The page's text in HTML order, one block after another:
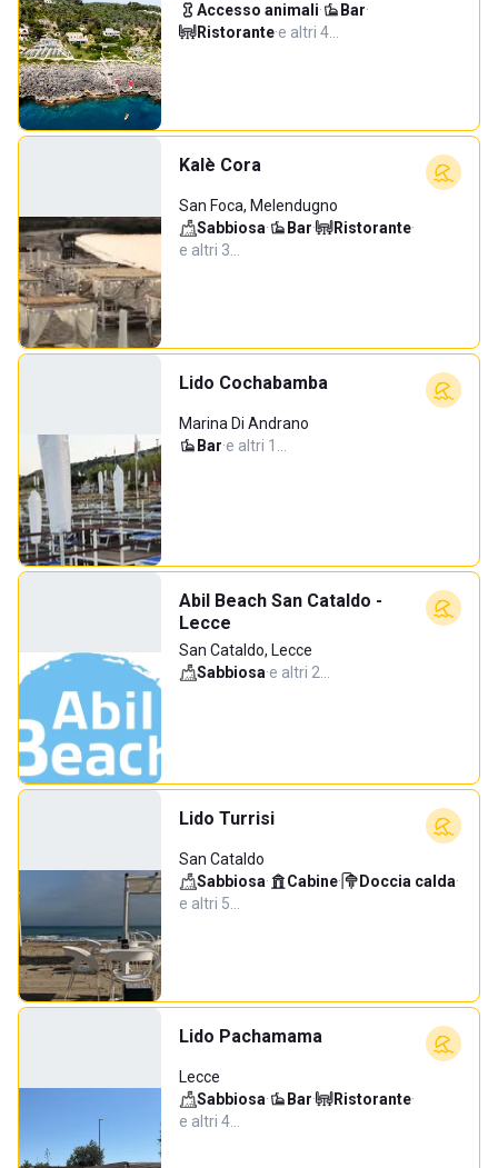
Accesso animali· Bar·
Ristorante·e altri 4…
Kalè Cora
San Foca, Melendugno
Sabbiosa· Bar· Ristorante·
e altri 3…
Lido Cochabamba
Marina Di Andrano
Bar·e altri 1…
Abil Beach San Cataldo -
Lecce
San Cataldo, Lecce
Sabbiosa·e altri 2…
Lido Turrisi
San Cataldo
Sabbiosa· Cabine· Doccia calda·
e altri 5…
Lido Pachamama
Lecce
Sabbiosa· Bar· Ristorante·
e altri 4…